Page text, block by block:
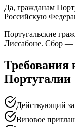
Да, гражданам
Российскую
Португальские
Лиссабоне. Сбор —
Требования
Португалии
Действующий
Визовое